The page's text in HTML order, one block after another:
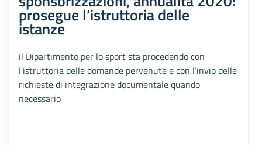
prosegue l’istruttoria delle
istanze
il Dipartimento per lo sport sta procedendo con
l’istruttoria delle domande pervenute e con l’invio delle
richieste di integrazione documentale quando
necessario